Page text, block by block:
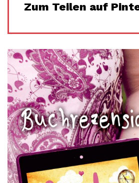
Zum Teilen auf